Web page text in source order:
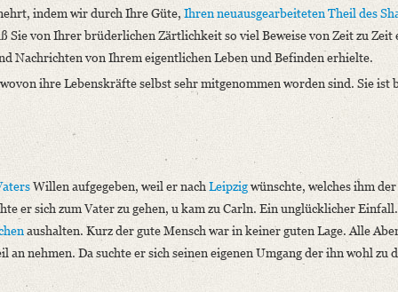
[...]“
indem wir durch Ihre Güte, Ihren neuausgearbeiteten Theil des
Sie von Ihrer brüderlichen Zärtlichkeit so viel Beweise von Zeit zu Zeit
Nachrichten von Ihrem eigentlichen Leben und Befinden erhielte.
ihre Lebenskräfte selbst sehr mitgenommen worden sind. Sie ist
Willen aufgegeben, weil er nach Leipzigwünschte, welches ihm
er sich zum Vater zu gehen, u kam zu Carln. Ein unglücklicher
aushalten. Kurz der gute Mensch war in keiner guten Lage. Alle
an nehmen. Da suchte er sich seinen eigenen Umgang der ihn wohl zu